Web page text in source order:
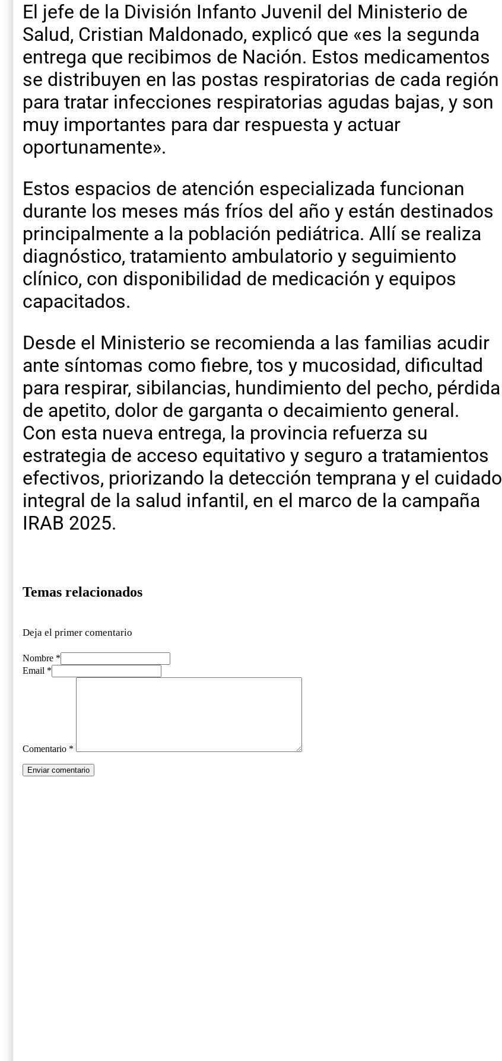
El jefe de la División Infanto Juvenil del Ministerio de
Salud, Cristian Maldonado, explicó que «es la segunda
entrega que recibimos de Nación. Estos medicamentos
se distribuyen en las postas respiratorias de cada región
para tratar infecciones respiratorias agudas bajas, y son
muy importantes para dar respuesta y actuar
oportunamente».
Estos espacios de atención especializada funcionan
durante los meses más fríos del año y están destinados
principalmente a la población pediátrica. Allí se realiza
diagnóstico, tratamiento ambulatorio y seguimiento
clínico, con disponibilidad de medicación y equipos
capacitados.
Desde el Ministerio se recomienda a las familias acudir
ante síntomas como fiebre, tos y mucosidad, dificultad
para respirar, sibilancias, hundimiento del pecho, pérdida
de apetito, dolor de garganta o decaimiento general.
Con esta nueva entrega, la provincia refuerza su
estrategia de acceso equitativo y seguro a tratamientos
efectivos, priorizando la detección temprana y el cuidado
integral de la salud infantil, en el marco de la campaña
IRAB 2025.
Temas relacionados
Deja el primer comentario
Nombre *
Email *
Comentario *